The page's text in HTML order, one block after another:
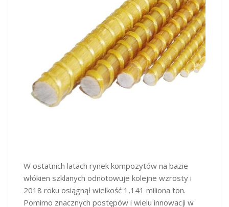
W ostatnich latach rynek kompozytów na bazie
włókien szklanych odnotowuje kolejne wzrosty i
2018 roku osiągnął wielkość 1,141 miliona ton.
Pomimo znacznych postępów i wielu innowacji w